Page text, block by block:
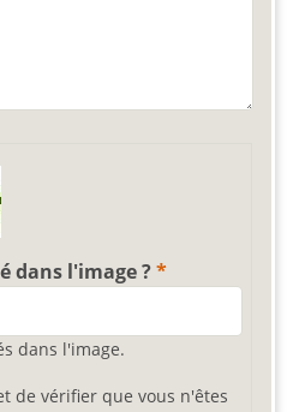
dans l'image ?
dans l'image.
de vérifier que vous n'êtes